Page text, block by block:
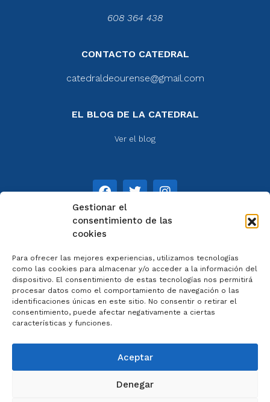
Gestionar el
consentimiento de las
cookies
Para ofrecer las mejores experiencias, utilizamos tecnologías
como las cookies para almacenar y/o acceder a la información del
dispositivo. El consentimiento de estas tecnologías nos permitirá
procesar datos como el comportamiento de navegación o las
identificaciones únicas en este sitio. No consentir o retirar el
consentimiento, puede afectar negativamente a ciertas
características y funciones.
Aceptar
Denegar
608 364 438
CONTACTO CATEDRAL
catedraldeourense@gmail.com
EL BLOG DE LA CATEDRAL
Ver el blog
Aviso legal
Política de privacidad
Cookies
Colaboradores
Condiciones generales